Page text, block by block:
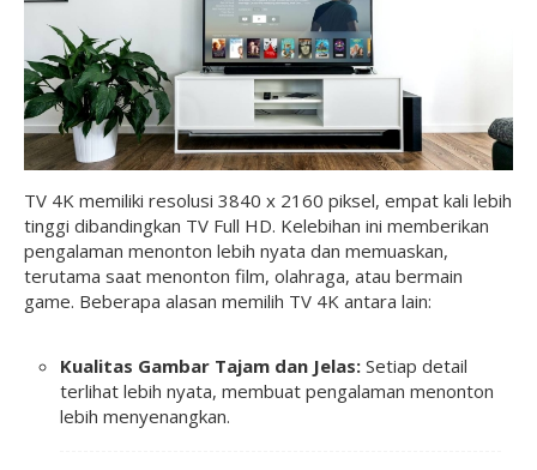
TV 4K memiliki resolusi 3840 x 2160 piksel, empat kali lebih
tinggi dibandingkan TV Full HD. Kelebihan ini memberikan
pengalaman menonton lebih nyata dan memuaskan,
terutama saat menonton film, olahraga, atau bermain
game. Beberapa alasan memilih TV 4K antara lain:
Kualitas Gambar Tajam dan Jelas: Setiap detail
terlihat lebih nyata, membuat pengalaman menonton
lebih menyenangkan.